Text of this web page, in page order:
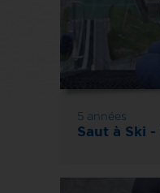
5 années
Saut à Ski